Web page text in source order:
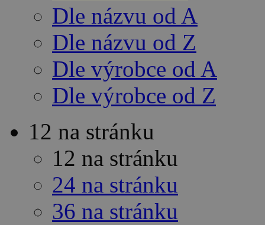
Dle názvu od A
Dle názvu od Z
Dle výrobce od A
Dle výrobce od Z
12 na stránku
12 na stránku
24 na stránku
36 na stránku